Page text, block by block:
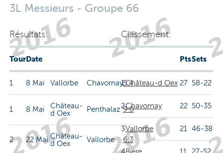
3L Messieurs - Groupe 66
Résultats:
TourDate
1 8 Mai Vallorbe Chavornay5:4
1 8 Mai
Château-
d Oex
Penthalaz 9:0
2 22 Mai Château-
d Oex
Vallorbe 6:3
Classement:
PtsSets
1Château-d Oex 27 58-22
2Chavornay 22 50-35
3Vallorbe 21 46-38